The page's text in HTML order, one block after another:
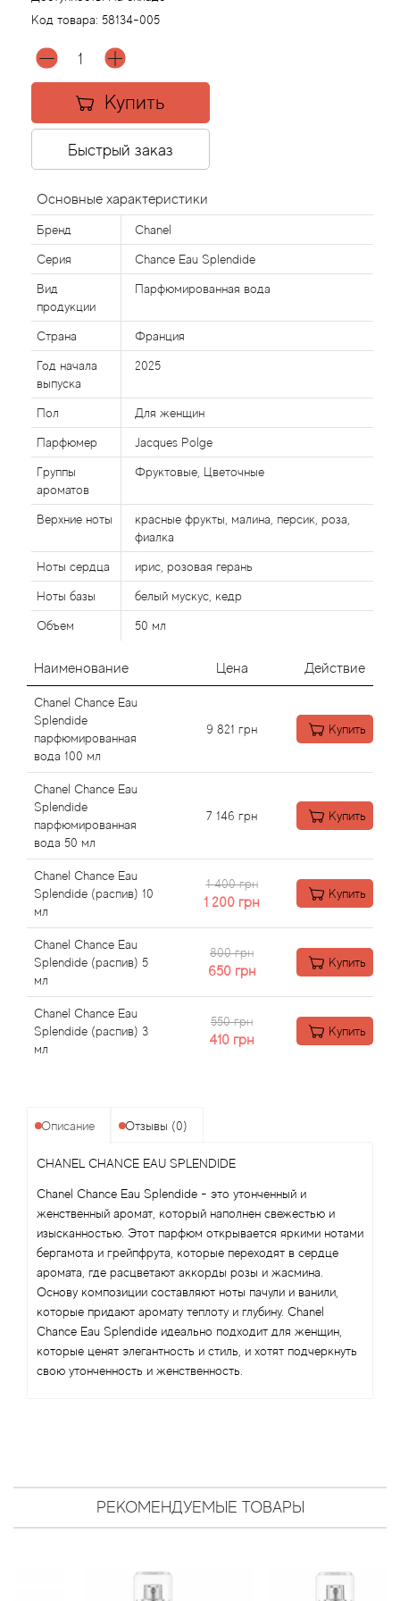
Код товара: 58134-005
Купить
Быстрый заказ
Основные характеристики
Бренд Chanel
Серия Chance Eau Splendide
Вид
продукции
Парфюмированная вода
Страна Франция
Год начала
выпуска
2025
Пол Для женщин
Парфюмер Jacques Polge
Группы
ароматов
Фруктовые, Цветочные
Верхние ноты
красные фрукты, малина, персик, роза,
фиалка
Ноты сердца ирис, розовая герань
Ноты базы белый мускус, кедр
Объем 50 мл
Наименование Цена Действие
Chanel Chance Eau
Splendide
парфюмированная
вода 100 мл
9 821 грн Купить
Chanel Chance Eau
Splendide
парфюмированная
вода 50 мл
7 146 грн Купить
Chanel Chance Eau
Splendide (распив) 10
мл
1 400 грн
1 200 грн
Купить
Chanel Chance Eau
Splendide (распив) 5
мл
800 грн
650 грн
Купить
Chanel Chance Eau
Splendide (распив) 3
мл
550 грн
410 грн
Купить
Описание Отзывы (0)
CHANEL CHANCE EAU SPLENDIDE
Chanel Chance Eau Splendide - это утонченный и
женственный аромат, который наполнен свежестью и
изысканностью. Этот парфюм открывается яркими нотами
бергамота и грейпфрута, которые переходят в сердце
аромата, где расцветают аккорды розы и жасмина.
Основу композиции составляют ноты пачули и ванили,
которые придают аромату теплоту и глубину. Chanel
Chance Eau Splendide идеально подходит для женщин,
которые ценят элегантность и стиль, и хотят подчеркнуть
свою утонченность и женственность.
РЕКОМЕНДУЕМЫЕ ТОВАРЫ
Agonist
Aigner
Aj Arabia (Widian)
Al Haramain
Al Jazeera
Alaia Paris
Alexander McQueen
Alexandre Barthet
Alexandre J
Alfred Dunhill
Alyssa Ashley
American Crew
Amouage
Amouroud
Andre L'Arom
Angel Schlesser
Anima Mundi
Anna Sui
Annayake
Anne Fontaine
Annick Goutal
Antonio Puig
Antonio Visconti
Aquolina
Arabesque Perfumes
Arabiyat
Armand Basi